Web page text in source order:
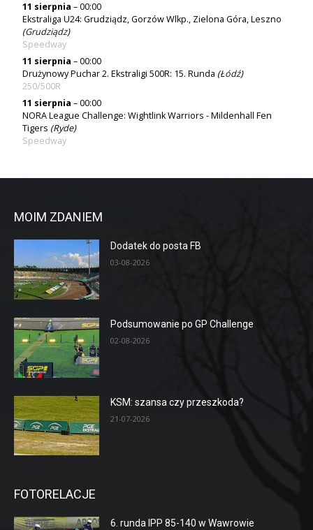
11 sierpnia – 00:00
Ekstraliga U24: Grudziądz, Gorzów Wlkp., Zielona Góra, Leszno
(Grudziądz)
Speedway
11 sierpnia – 00:00
Drużynowy Puchar 2. Ekstraligi 500R: 15. Runda (Łódź)
250/500R
11 sierpnia – 00:00
NORA League Challenge: Wightlink Warriors - Mildenhall Fen
Tigers (Ryde)
Speedway
MOIM ZDANIEM
Dodatek do posta FB
03-08-2026
Podsumowanie po GP Challenge
02-08-2026
KSM: szansa czy przeszkoda?
21-07-2026
FOTORELACJE
6. runda IPP 85-140 w Wawrowie